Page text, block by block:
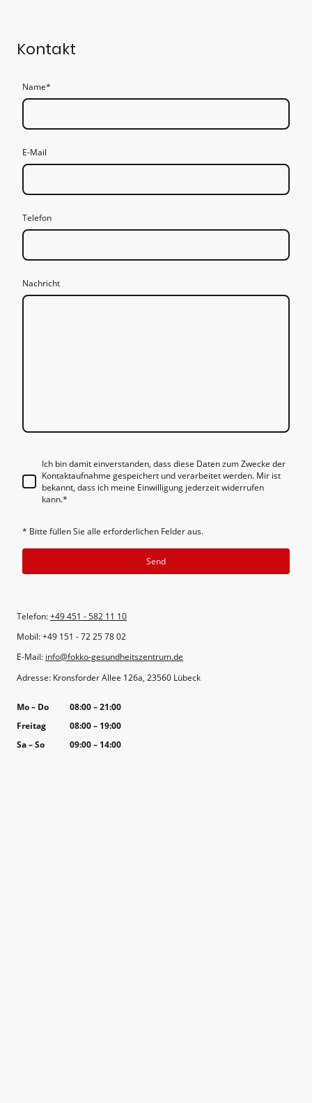
Kontakt
Name*
E-Mail
Telefon
Nachricht
Ich bin damit einverstanden, dass diese Daten zum Zwecke der
Kontaktaufnahme gespeichert und verarbeitet werden. Mir ist
bekannt, dass ich meine Einwilligung jederzeit widerrufen
kann.*
* Bitte füllen Sie alle erforderlichen Felder aus.
Send
Telefon:+49 451 - 582 11 10
Mobil: +49 151 - 72 25 78 02
E-Mail: info@fokko-gesundheitszentrum.de
Adresse: Kronsforder Allee 126a, 23560 Lübeck
Mo– Do 08:00–21:00
Freitag
08:00– 19:00
Sa–So 09:00– 14:00